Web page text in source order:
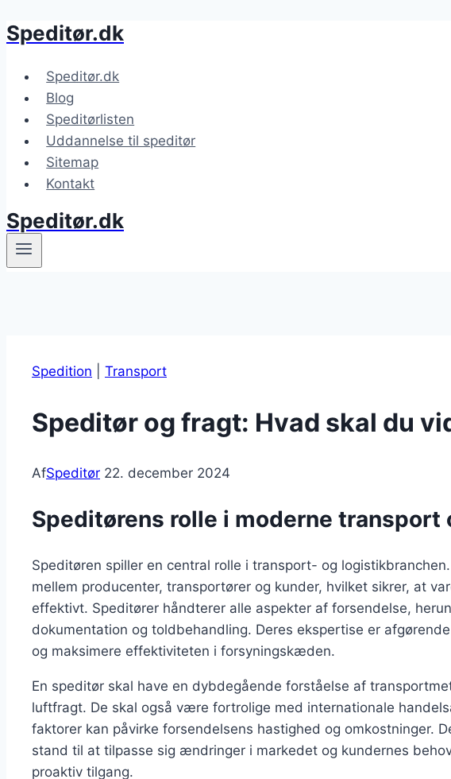
Fortsæt
indhold
Speditør.dk
Speditør.dk
Blog
Speditørlisten
Uddannelse til speditør
Sitemap
Kontakt
Speditør.dk
Spedition Transport
Speditør og fragt: Hvad skal du
AfSpeditør 22. december 2024
Speditørens rolle i moderne transport
Speditøren spiller en central rolle i transport- og
mellem producenter, transportører og kunder, hvilket sikrer, at
effektivt. Speditører håndterer alle aspekter af forsendelse,
dokumentation og toldbehandling. Deres ekspertise er
og maksimere effektiviteten i forsyningskæden.
En speditør skal have en dybdegående forståelse af
luftfragt. De skal også være fortrolige med internationale
faktorer kan påvirke forsendelsens hastighed og omkostninger.
stand til at tilpasse sig ændringer i markedet og kundernes
proaktiv tilgang.